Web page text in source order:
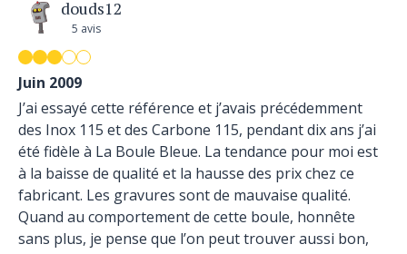
douds12
5 avis
Juin 2009
J’ai essayé cette référence et j’avais précédemment
des Inox 115 et des Carbone 115, pendant dix ans j’ai
été fidèle à La Boule Bleue. La tendance pour moi est
à la baisse de qualité et la hausse des prix chez ce
fabricant. Les gravures sont de mauvaise qualité.
Quand au comportement de cette boule, honnête
sans plus, je pense que l’on peut trouver aussi bon,